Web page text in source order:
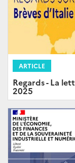
ARTICLE
Regards - La
2025